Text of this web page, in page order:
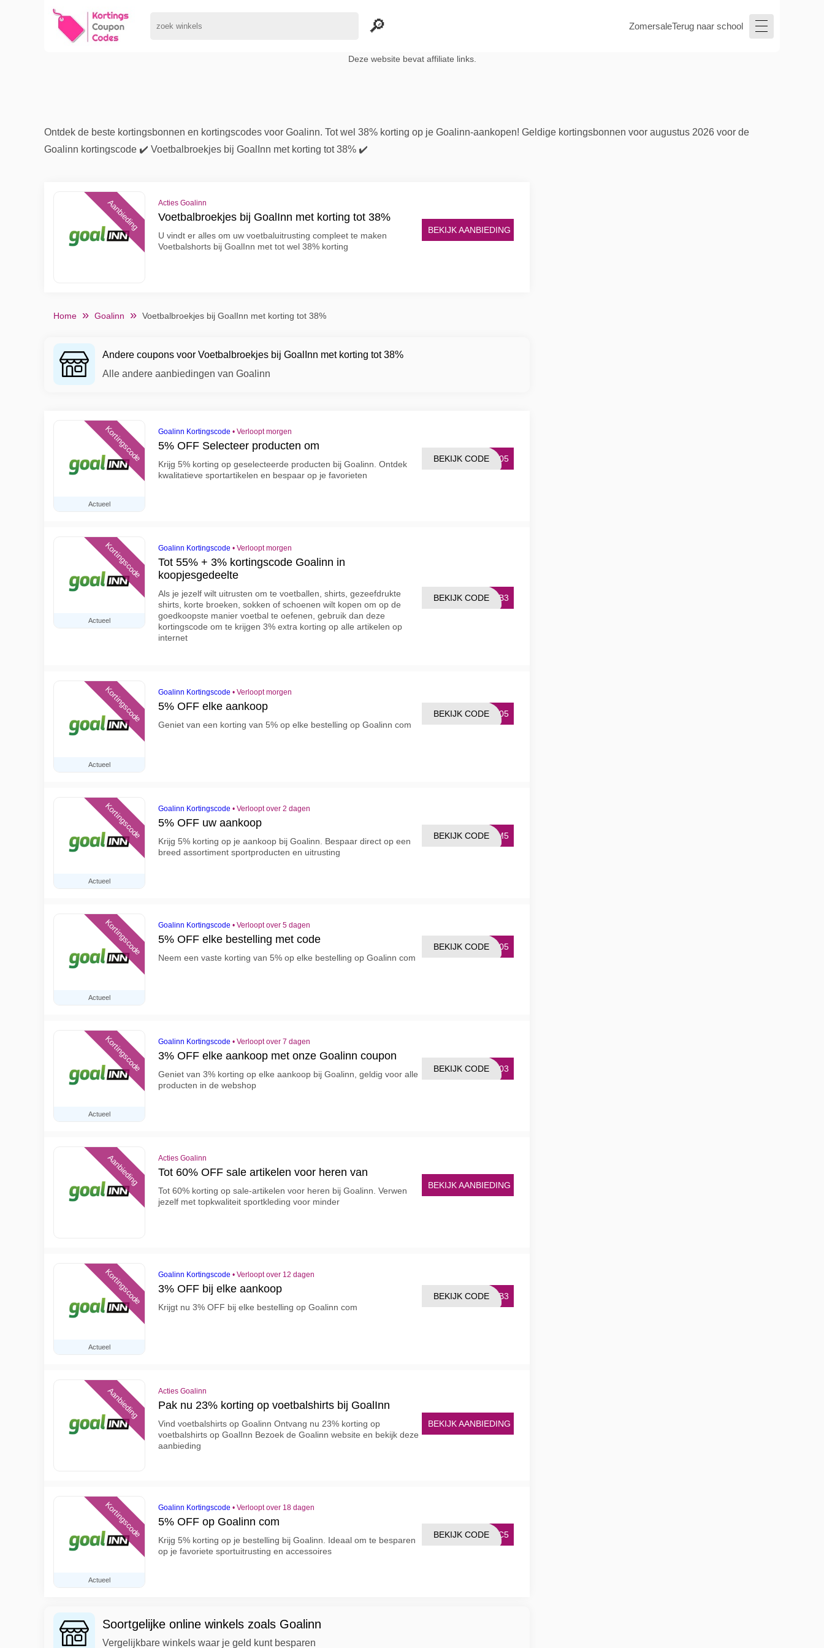
ZomersaleTerug naar school
Deze website bevat affiliate links.
Ontdek de beste kortingsbonnen en kortingscodes voor Goalinn. Tot wel 38% korting op je Goalinn-aankopen! Geldige kortingsbonnen voor augustus 2026 voor de
Goalinn kortingscode ✔️ Voetbalbroekjes bij GoalInn met korting tot 38% ✔️
Aanbieding Acties Goalinn
Voetbalbroekjes bij GoalInn met korting tot 38%
U vindt er alles om uw voetbaluitrusting compleet te maken
Voetbalshorts bij GoalInn met tot wel 38% korting
BEKIJK AANBIEDING
Home Goalinn Voetbalbroekjes bij GoalInn met korting tot 38%
Andere coupons voor Voetbalbroekjes bij GoalInn met korting tot 38%
Alle andere aanbiedingen van Goalinn
Actueel
Kortingscode Goalinn Kortingscode • Verloopt morgen
5% OFF Selecteer producten om
Krijg 5% korting op geselecteerde producten bij Goalinn. Ontdek
kwalitatieve sportartikelen en bespaar op je favorieten
J005
BEKIJK CODE
Actueel
Kortingscode Goalinn Kortingscode • Verloopt morgen
Tot 55% + 3% kortingscode Goalinn in
koopjesgedeelte
Als je jezelf wilt uitrusten om te voetballen, shirts, gezeefdrukte
shirts, korte broeken, sokken of schoenen wilt kopen om op de
goedkoopste manier voetbal te oefenen, gebruik dan deze
kortingscode om te krijgen 3% extra korting op alle artikelen op
internet
ELB3
BEKIJK CODE
Actueel
Kortingscode Goalinn Kortingscode • Verloopt morgen
5% OFF elke aankoop
Geniet van een korting van 5% op elke bestelling op Goalinn com
D005
BEKIJK CODE
Actueel
Kortingscode Goalinn Kortingscode • Verloopt over 2 dagen
5% OFF uw aankoop
Krijg 5% korting op je aankoop bij Goalinn. Bespaar direct op een
breed assortiment sportproducten en uitrusting
ERM5
BEKIJK CODE
Actueel
Kortingscode Goalinn Kortingscode • Verloopt over 5 dagen
5% OFF elke bestelling met code
Neem een vaste korting van 5% op elke bestelling op Goalinn com
ER05
BEKIJK CODE
Actueel
Kortingscode Goalinn Kortingscode • Verloopt over 7 dagen
3% OFF elke aankoop met onze Goalinn coupon
Geniet van 3% korting op elke aankoop bij Goalinn, geldig voor alle
producten in de webshop
LB03
BEKIJK CODE
Aanbieding Acties Goalinn
Tot 60% OFF sale artikelen voor heren van
Tot 60% korting op sale-artikelen voor heren bij Goalinn. Verwen
jezelf met topkwaliteit sportkleding voor minder
BEKIJK AANBIEDING
Actueel
Kortingscode Goalinn Kortingscode • Verloopt over 12 dagen
3% OFF bij elke aankoop
Krijgt nu 3% OFF bij elke bestelling op Goalinn com
ELB3
BEKIJK CODE
Aanbieding Acties Goalinn
Pak nu 23% korting op voetbalshirts bij GoalInn
Vind voetbalshirts op Goalinn Ontvang nu 23% korting op
voetbalshirts op GoalInn Bezoek de Goalinn website en bekijk deze
aanbieding
BEKIJK AANBIEDING
Actueel
Kortingscode Goalinn Kortingscode • Verloopt over 18 dagen
5% OFF op Goalinn com
Krijg 5% korting op je bestelling bij Goalinn. Ideaal om te besparen
op je favoriete sportuitrusting en accessoires
IKC5
BEKIJK CODE
Soortgelijke online winkels zoals Goalinn
Vergelijkbare winkels waar je geld kunt besparen